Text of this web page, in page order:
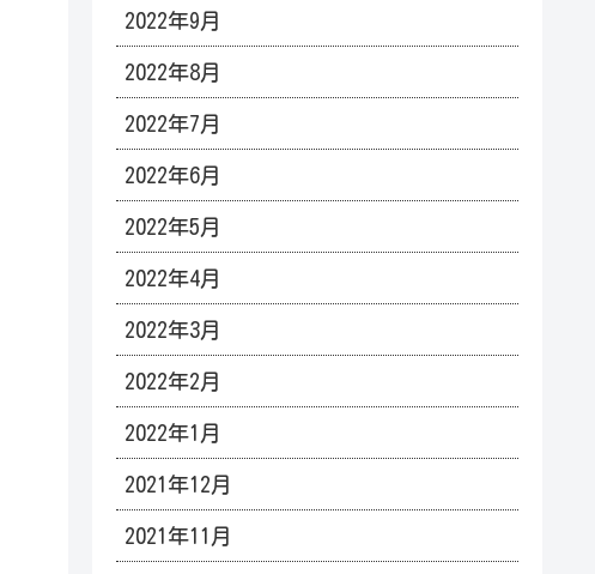
2022年9月
2022年8月
2022年7月
2022年6月
2022年5月
2022年4月
2022年3月
2022年2月
2022年1月
2021年12月
2021年11月